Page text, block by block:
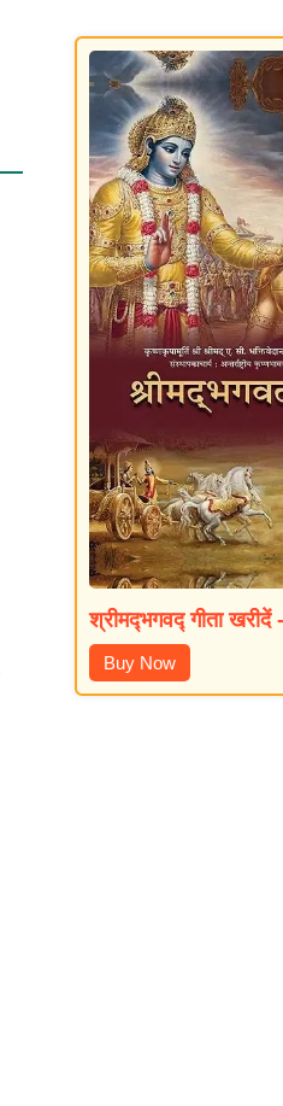
श्रीमद्‍भगवद्‍ गीता खरीदें
Buy Now